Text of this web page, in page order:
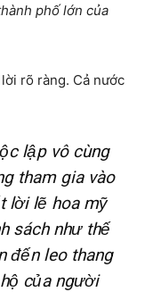
phố lớn của
rõ ràng. Cả nước
lập vô cùng
tham gia vào
lời lẽ hoa mỹ
sách như thế
đến leo thang
của người